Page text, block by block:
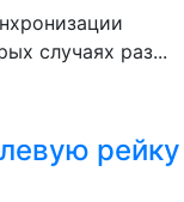
случаях раз...
рейку